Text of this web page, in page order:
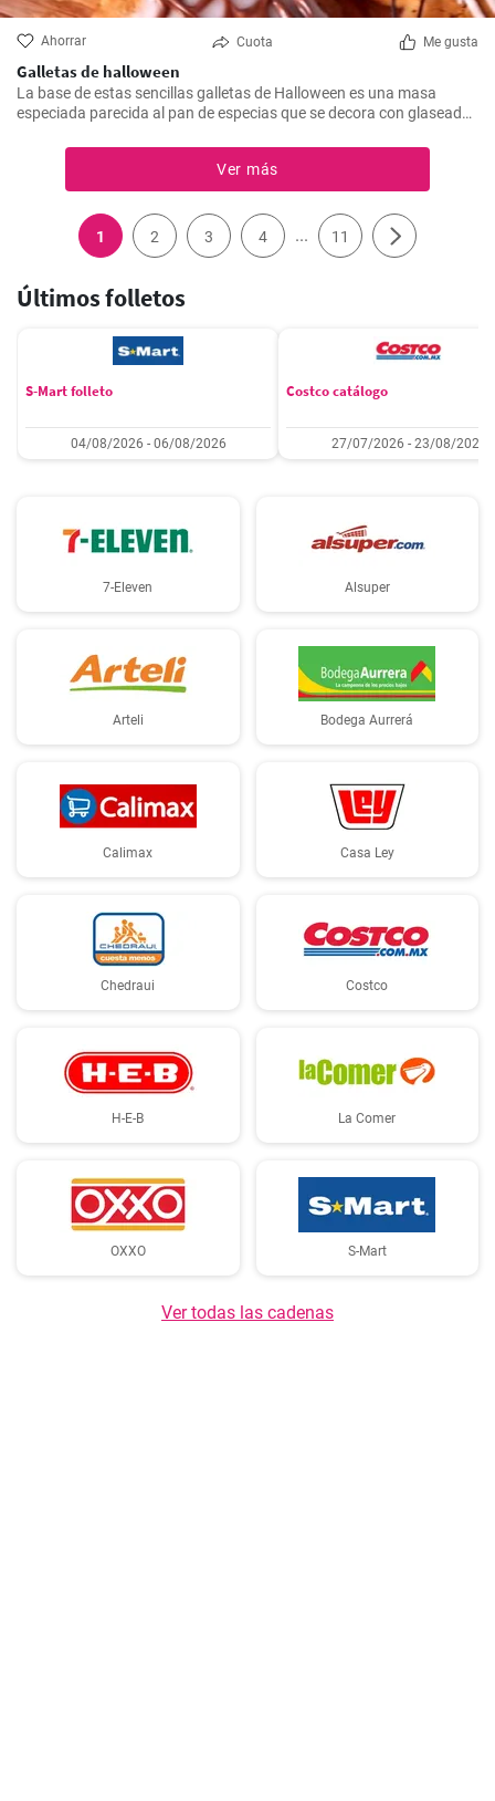
Ahorrar Cuota Me gusta
Galletas de halloween
La base de estas sencillas galletas de Halloween es una masa
especiada parecida al pan de especias que se decora con glaseado
que empiece la fiesta de Halloween!
Ver más
1 2 3 4 ... 11
Últimos folletos
S-Mart folleto
04/08/2026 - 06/08/2026
Costco catálogo
27/07/2026 - 23/08/2026
7-Eleven Alsuper
Arteli Bodega Aurrerá
Calimax Casa Ley
Chedraui Costco
H-E-B La Comer
OXXO S-Mart
Ver todas las cadenas